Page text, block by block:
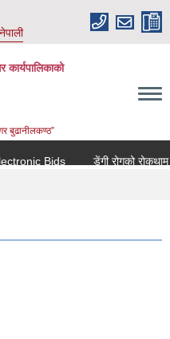
नेपाली
बुढानीलकण्ठ”
Bids
डेंगी रोगको रोकथाम